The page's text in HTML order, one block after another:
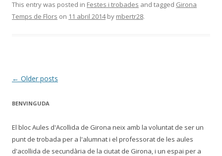
This entry was posted in Festes i trobades and tagged Girona
Temps de Flors on 11 abril 2014by mbertr28.
Post
← Older posts
BENVINGUDA
El bloc Aules d'Acollida de Girona neix amb la voluntat de ser un
punt de trobada per a l'alumnat i el professorat de les aules
d'acollida de secundària de la ciutat de Girona, i un espai per a